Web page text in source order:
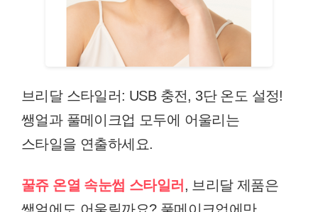
브리달 스타일러: USB 충전, 3단 온도 설정!
쌩얼과 풀메이크업 모두에 어울리는
스타일을 연출하세요.
꿀쥬 온열 속눈썹 스타일러 , 브리달 제품은